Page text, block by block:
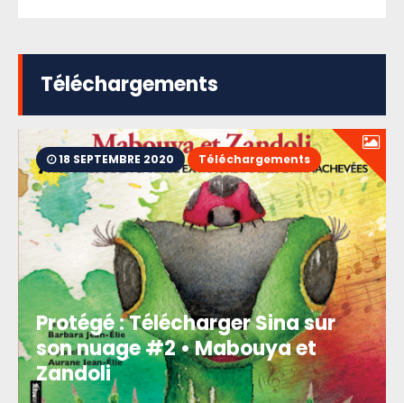
Téléchargements
18 SEPTEMBRE 2020 Téléchargements
Protégé : Télécharger Sina sur
son nuage #2 • Mabouya et
Zandoli